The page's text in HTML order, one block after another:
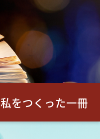
私をつくった一冊